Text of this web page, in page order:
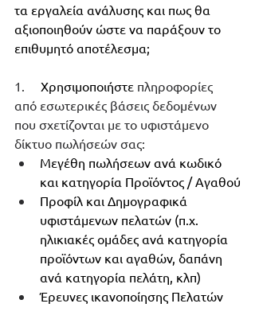
τα εργαλεία ανάλυσης και πως θα
αξιοποιηθούν ώστε να παράξουν το
επιθυμητό αποτέλεσμα;
1. Χρησιμοποιήστε πληροφορίες
από εσωτερικές βάσεις δεδομένων
που σχετίζονται με το υφιστάμενο
δίκτυο πωλήσεών σας:
Μεγέθη πωλήσεων ανά κωδικό
και κατηγορία Προϊόντος / Αγαθού
Προφίλ και Δημογραφικά
υφιστάμενων πελατών (π.χ.
ηλικιακές ομάδες ανά κατηγορία
προϊόντων και αγαθών, δαπάνη
ανά κατηγορία πελάτη, κλπ)
Έρευνες ικανοποίησης Πελατών